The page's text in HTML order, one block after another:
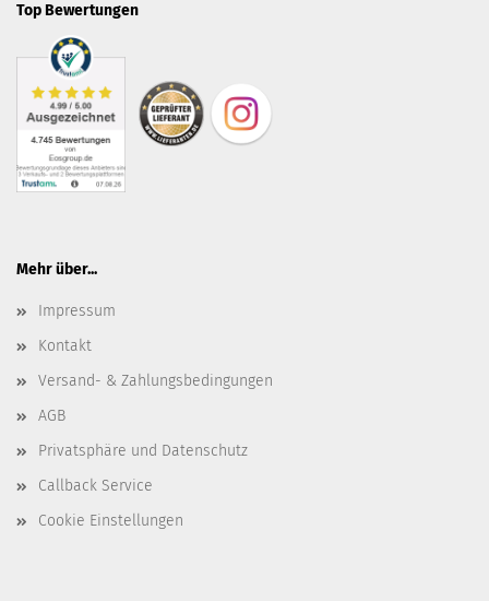
Top Bewertungen
Mehr über...
Impressum
Kontakt
Versand- & Zahlungsbedingungen
AGB
Privatsphäre und Datenschutz
Callback Service
Cookie Einstellungen